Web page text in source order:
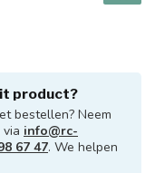
product?
bestellen? Neem
info@rc-
67 47. We helpen